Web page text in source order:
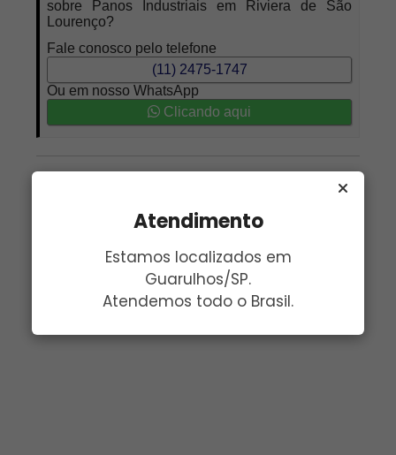
Atendimento
Estamos localizados em
Guarulhos/SP.
Atendemos todo o Brasil.
sobre Panos Industriais em Riviera de São
Lourenço?
Fale conosco pelo telefone
(11) 2475-1747
Ou em nosso WhatsApp
Clicando aqui
* Assunto:*